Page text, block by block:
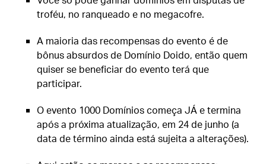
troféu, no ranqueado e no megacofre.
A maioria das recompensas do evento é de
bônus absurdos de Domínio Doido, então quem
quiser se beneficiar do evento terá que
participar.
O evento 1000 Domínios começa JÁ e termina
após a próxima atualização, em 24 de junho (a
data de término ainda está sujeita a alterações).